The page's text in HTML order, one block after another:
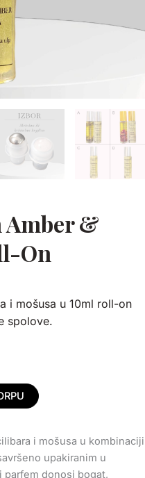
&
On
i mošusa u 10ml roll-on
spolove.
i mošusa u kombinaciji
upakiranim u
parfem donosi bogat,